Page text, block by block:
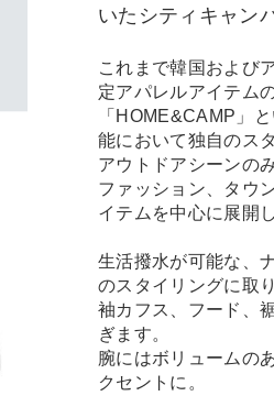
いたシティキャン
これまで韓国および
定アパレルアイテム
「HOME&CAMP」
能において独自のス
アウトドアシーンの
ファッション、タウ
イテムを中心に展開
生活撥水が可能な、
のスタイリングに取
袖カフス、フード、
ぎます。
腕にはボリュームの
クセントに。